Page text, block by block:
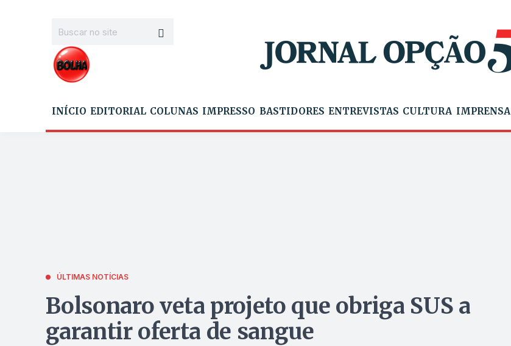
INÍCIO EDITORIAL COLUNAS IMPRESSO BASTIDORES ENTREVISTAS CULTURA IMPRENSA
ÚLTIMAS NOTÍCIAS
Bolsonaro veta projeto que obriga SUS a
garantir oferta de sangue